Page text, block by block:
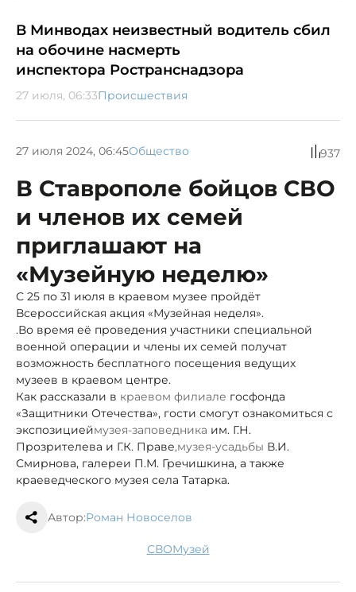
В Минводах неизвестный водитель сбил
на обочине насмерть
инспектора Ространснадзора
27 июля, 06:33Происшествия
27 июля 2024, 06:45Общество 937
В Ставрополе бойцов СВО
и членов их семей
приглашают на
«Музейную неделю»
С 25 по 31 июля в краевом музее пройдёт
Всероссийская акция «Музейная неделя».
.Во время её проведения участники специальной
военной операции и члены их семей получат
возможность бесплатного посещения ведущих
музеев в краевом центре.
Как рассказали в краевом филиале госфонда
«Защитники Отечества», гости смогут ознакомиться с
экспозициеймузея-заповедника им. Г.Н.
Прозрителева и Г.К. Праве,музея-усадьбы В.И.
Смирнова, галереи П.М. Гречишкина, а также
краеведческого музея села Татарка.
Автор:Роман Новоселов
СВО музей